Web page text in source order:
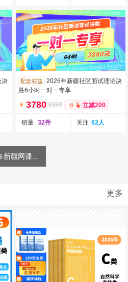
决
配套权益
2026年新疆社区面试理论决
胜6小时一对一专享
￥ 3780 3980 立减200
销量 32件 关注 82人
新疆网课...
更多